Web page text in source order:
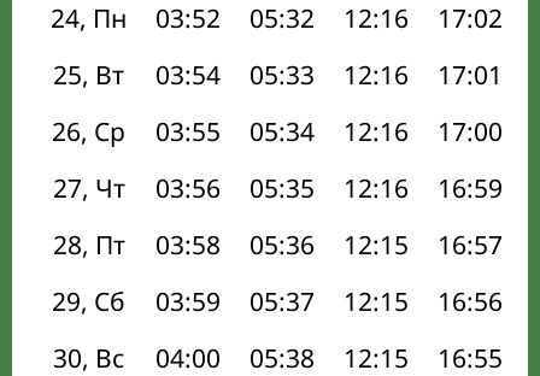
24, Пн
03:52 05:32 12:16 17:02
25, Вт
03:54 05:33 12:16 17:01
26, Ср
03:55 05:34 12:16 17:00
27, Чт
03:56 05:35 12:16 16:59
28, Пт
03:58 05:36 12:15 16:57
29, Сб
03:59 05:37 12:15 16:56
30, Вс
04:00 05:38 12:15 16:55